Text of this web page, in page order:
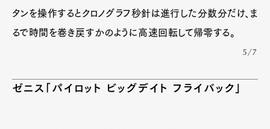
タンを操作するとクロノグラフ秒針は進行した分数分だけ、ま
るで時間を巻き戻すかのように高速回転して帰零する。
5/7
ゼニス「パイロット ビッグデイト フライバック」